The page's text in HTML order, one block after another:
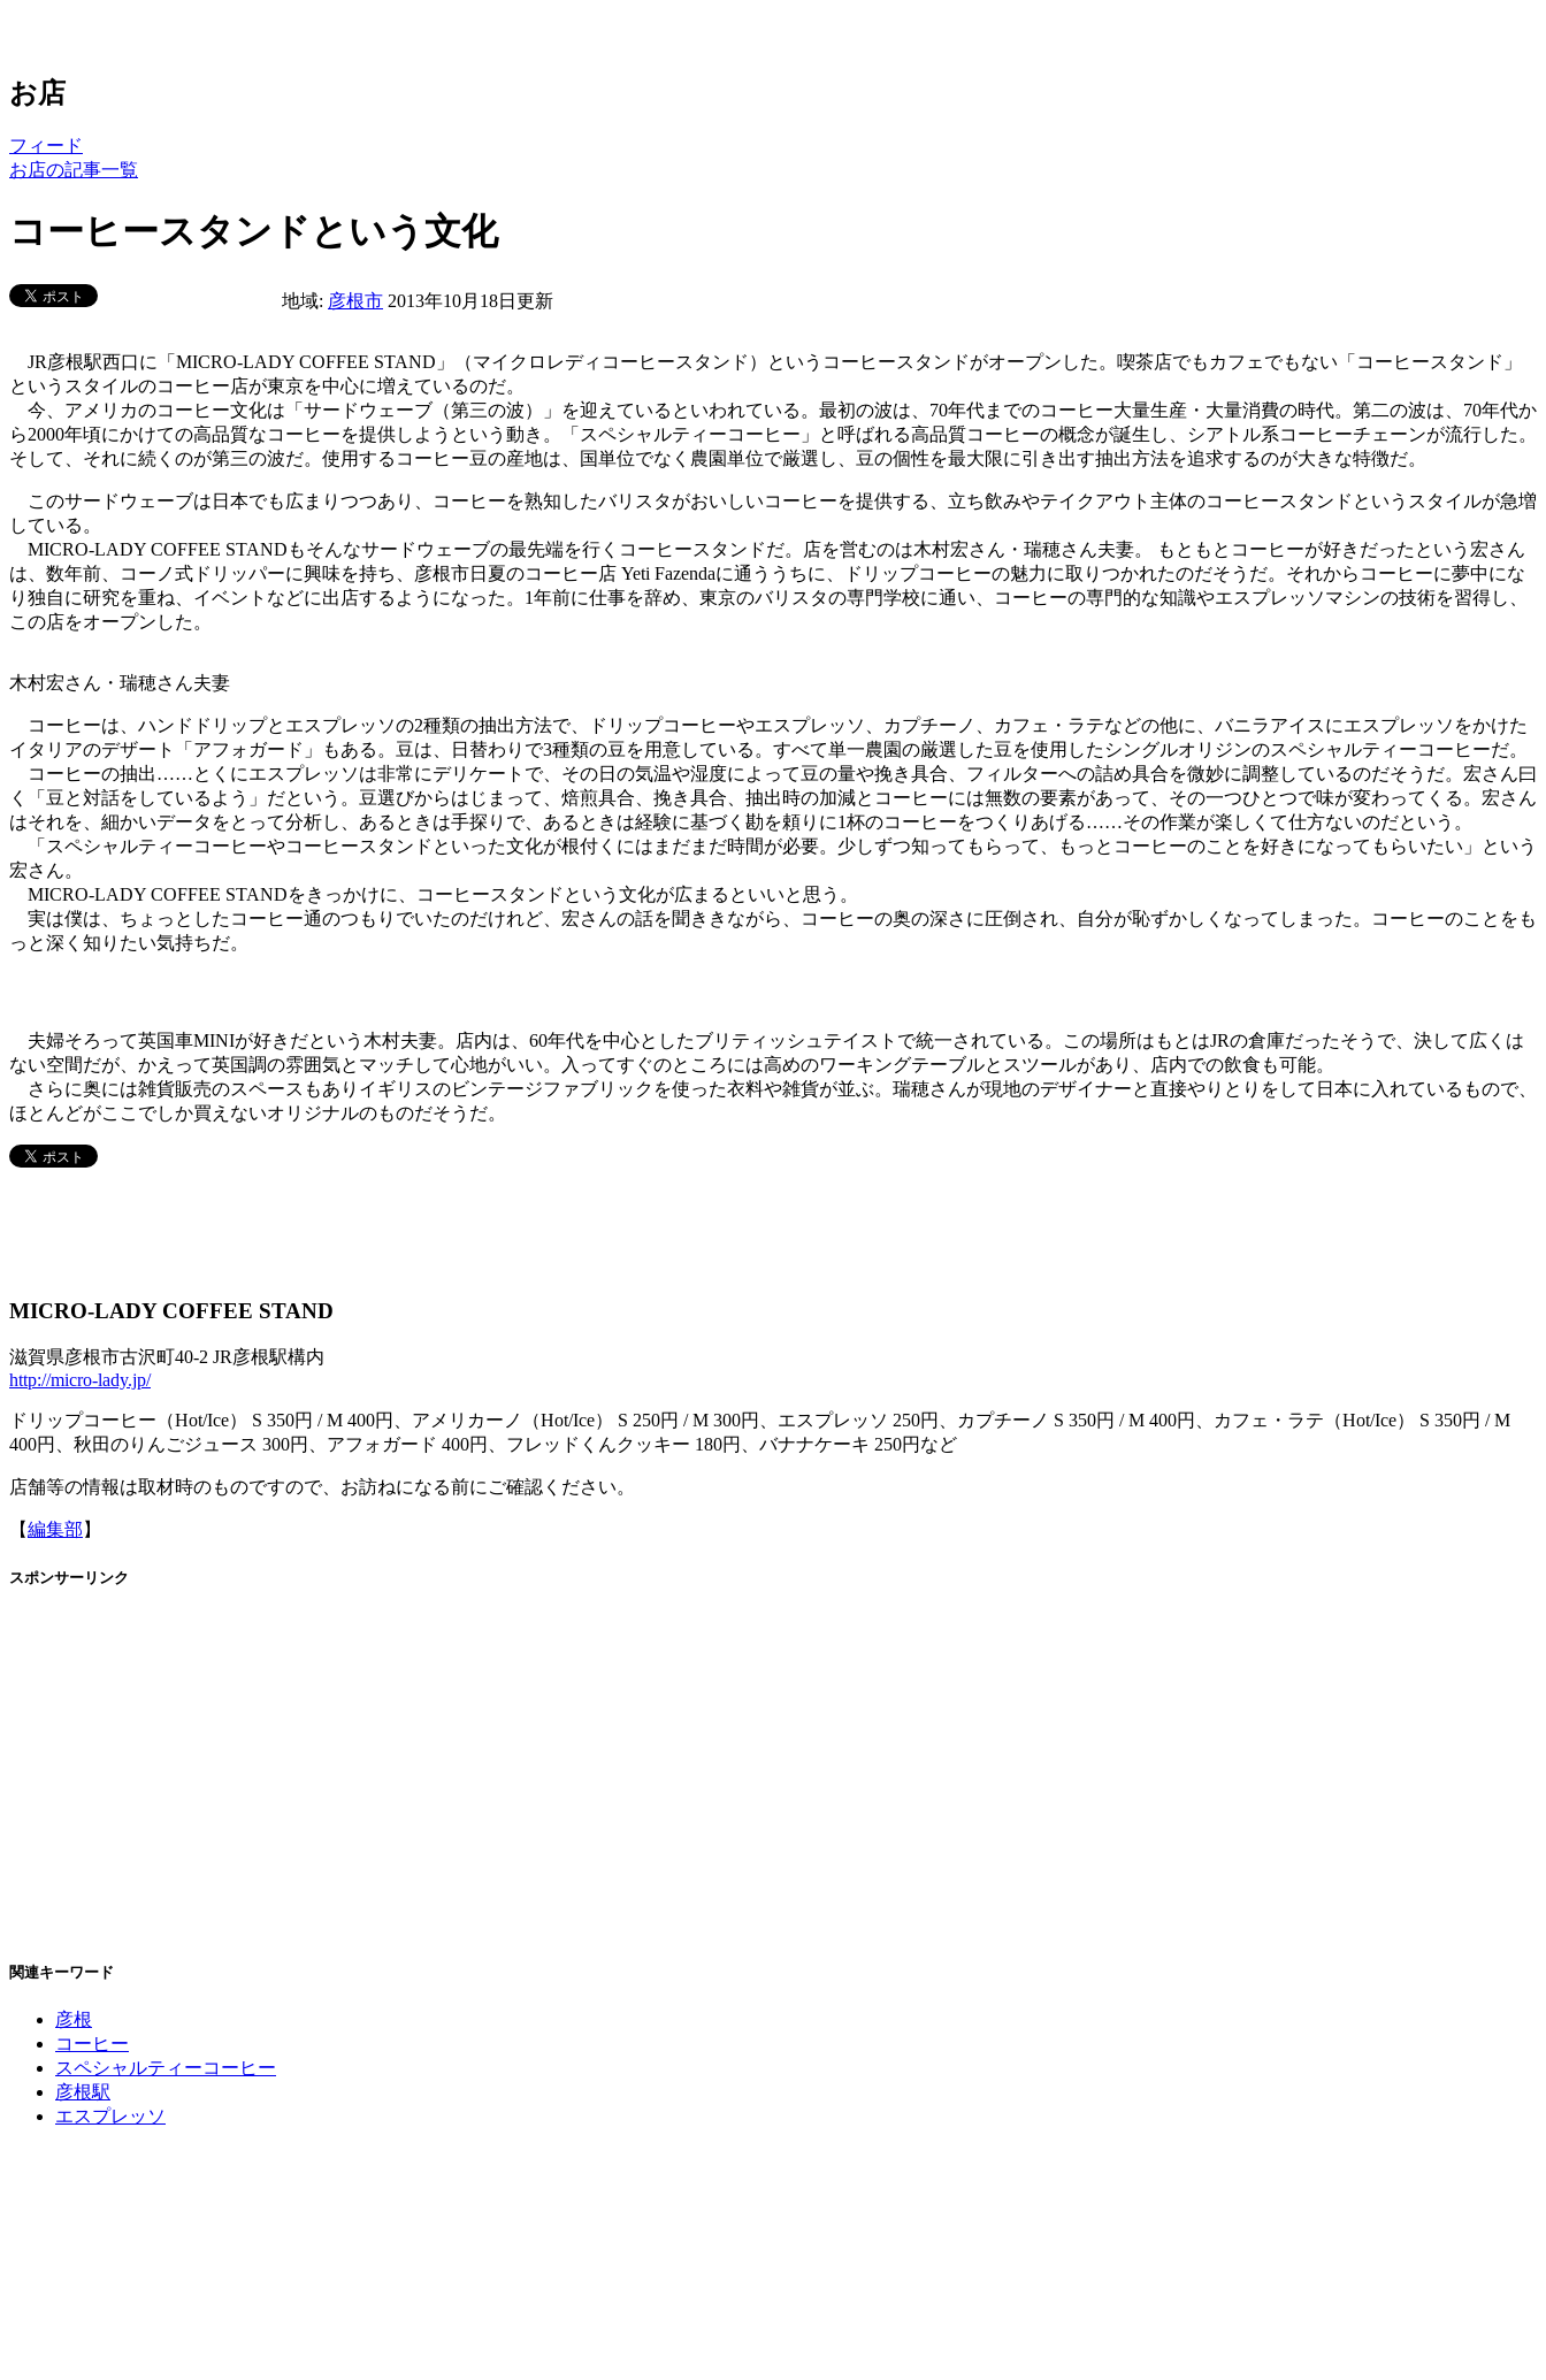
お店
フィード
お店の記事一覧
コーヒースタンドという文化
地域: 彦根市 2013年10月18日更新
JR彦根駅西口に「MICRO-LADY COFFEE STAND」（マイクロレディコーヒースタンド）というコーヒースタンドがオープンした。喫茶店でもカフェでもない「コーヒースタンド」
というスタイルのコーヒー店が東京を中心に増えているのだ。
今、アメリカのコーヒー文化は「サードウェーブ（第三の波）」を迎えているといわれている。最初の波は、70年代までのコーヒー大量生産・大量消費の時代。第二の波は、70年代か
ら2000年頃にかけての高品質なコーヒーを提供しようという動き。「スペシャルティーコーヒー」と呼ばれる高品質コーヒーの概念が誕生し、シアトル系コーヒーチェーンが流行した。
そして、それに続くのが第三の波だ。使用するコーヒー豆の産地は、国単位でなく農園単位で厳選し、豆の個性を最大限に引き出す抽出方法を追求するのが大きな特徴だ。
このサードウェーブは日本でも広まりつつあり、コーヒーを熟知したバリスタがおいしいコーヒーを提供する、立ち飲みやテイクアウト主体のコーヒースタンドというスタイルが急増
している。
MICRO-LADY COFFEE STANDもそんなサードウェーブの最先端を行くコーヒースタンドだ。店を営むのは木村宏さん・瑞穂さん夫妻。 もともとコーヒーが好きだったという宏さん
は、数年前、コーノ式ドリッパーに興味を持ち、彦根市日夏のコーヒー店 Yeti Fazendaに通ううちに、ドリップコーヒーの魅力に取りつかれたのだそうだ。それからコーヒーに夢中にな
り独自に研究を重ね、イベントなどに出店するようになった。1年前に仕事を辞め、東京のバリスタの専門学校に通い、コーヒーの専門的な知識やエスプレッソマシンの技術を習得し、
この店をオープンした。
木村宏さん・瑞穂さん夫妻
コーヒーは、ハンドドリップとエスプレッソの2種類の抽出方法で、ドリップコーヒーやエスプレッソ、カプチーノ、カフェ・ラテなどの他に、バニラアイスにエスプレッソをかけた
イタリアのデザート「アフォガード」もある。豆は、日替わりで3種類の豆を用意している。すべて単一農園の厳選した豆を使用したシングルオリジンのスペシャルティーコーヒーだ。
コーヒーの抽出……とくにエスプレッソは非常にデリケートで、その日の気温や湿度によって豆の量や挽き具合、フィルターへの詰め具合を微妙に調整しているのだそうだ。宏さん曰
く「豆と対話をしているよう」だという。豆選びからはじまって、焙煎具合、挽き具合、抽出時の加減とコーヒーには無数の要素があって、その一つひとつで味が変わってくる。宏さん
はそれを、細かいデータをとって分析し、あるときは手探りで、あるときは経験に基づく勘を頼りに1杯のコーヒーをつくりあげる……その作業が楽しくて仕方ないのだという。
「スペシャルティーコーヒーやコーヒースタンドといった文化が根付くにはまだまだ時間が必要。少しずつ知ってもらって、もっとコーヒーのことを好きになってもらいたい」という
宏さん。
MICRO-LADY COFFEE STANDをきっかけに、コーヒースタンドという文化が広まるといいと思う。
実は僕は、ちょっとしたコーヒー通のつもりでいたのだけれど、宏さんの話を聞ききながら、コーヒーの奥の深さに圧倒され、自分が恥ずかしくなってしまった。コーヒーのことをも
っと深く知りたい気持ちだ。
夫婦そろって英国車MINIが好きだという木村夫妻。店内は、60年代を中心としたブリティッシュテイストで統一されている。この場所はもとはJRの倉庫だったそうで、決して広くは
ない空間だが、かえって英国調の雰囲気とマッチして心地がいい。入ってすぐのところには高めのワーキングテーブルとスツールがあり、店内での飲食も可能。
さらに奥には雑貨販売のスペースもありイギリスのビンテージファブリックを使った衣料や雑貨が並ぶ。瑞穂さんが現地のデザイナーと直接やりとりをして日本に入れているもので、
ほとんどがここでしか買えないオリジナルのものだそうだ。
MICRO-LADY COFFEE STAND
滋賀県彦根市古沢町40-2 JR彦根駅構内
http://micro-lady.jp/
ドリップコーヒー（Hot/Ice） S 350円 / M 400円、アメリカーノ（Hot/Ice） S 250円 / M 300円、エスプレッソ 250円、カプチーノ S 350円 / M 400円、カフェ・ラテ（Hot/Ice） S 350円 / M
400円、秋田のりんごジュース 300円、アフォガード 400円、フレッドくんクッキー 180円、バナナケーキ 250円など
店舗等の情報は取材時のものですので、お訪ねになる前にご確認ください。
【編集部 】
スポンサーリンク
関連キーワード
彦根
コーヒー
スペシャルティーコーヒー
彦根駅
エスプレッソ